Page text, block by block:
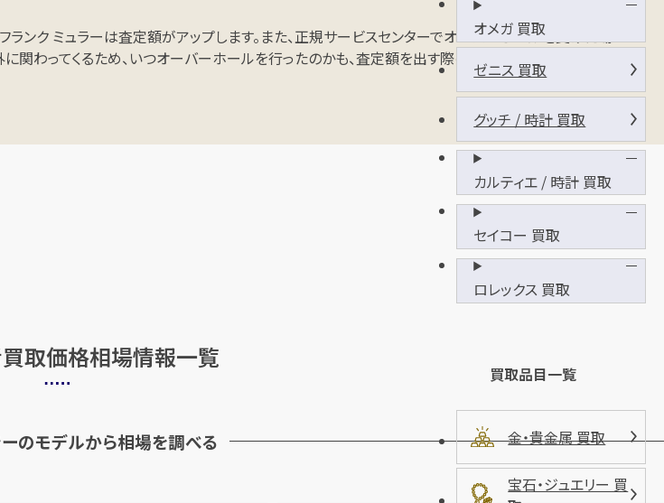
ランク ミュラーは査定額がアップします。また、正規サービスセンターでオーバーホールを受けた場
わってくるため、いつオーバーホールを行ったのかも、査定額を出す際の判断材料となります。
取価格相場情報一覧
ーのモデルから相場を調べる
オメガ 買取
ゼニス 買取
グッチ / 時計 買取
カルティエ / 時計 買取
セイコー 買取
ロレックス 買取
買取品目一覧
金・貴金属 買取
宝石・ジュエリー 買